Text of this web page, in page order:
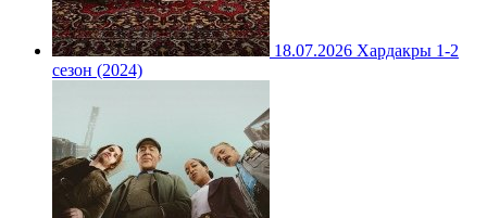
18.07.2026 Хардакры 1-2
сезон (2024)